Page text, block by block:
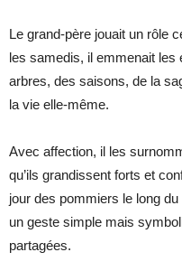
Le grand-père jouait un rôle
les samedis, il emmenait les
arbres, des saisons, de la
la vie elle-même.
Avec affection, il les
qu’ils grandissent forts et
jour des pommiers le long
un geste simple mais
partagées.